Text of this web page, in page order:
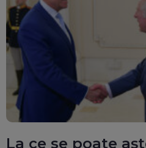
La ce se poate